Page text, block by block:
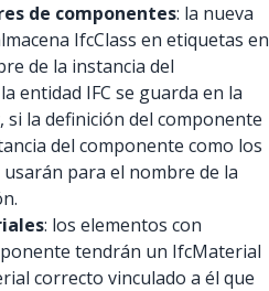
de componentes: la nueva
IfcClass en etiquetas en
de la instancia del
entidad IFC se guarda en la
la definición del componente
del componente como los
para el nombre de la
: los elementos con
tendrán un IfcMaterial
correcto vinculado a él que